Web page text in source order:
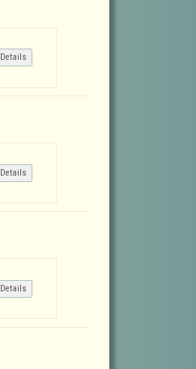
Details
Details
Details